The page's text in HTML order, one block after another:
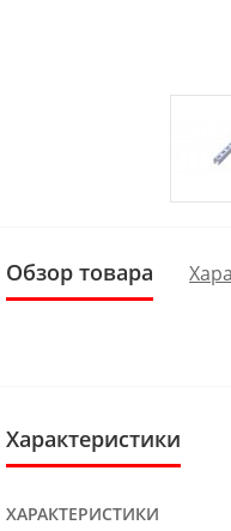
Обзор товара
Характеристики
ХАРАКТЕРИСТИКИ